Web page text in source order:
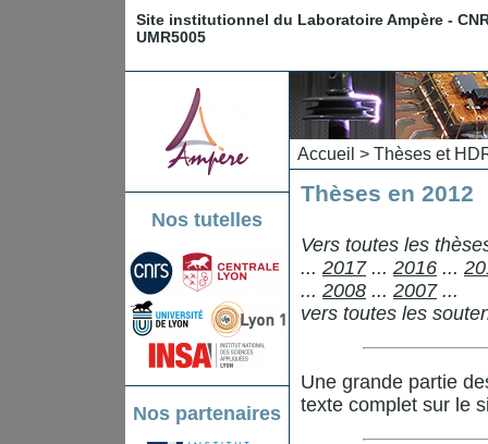
Site institutionnel du Laboratoire Ampère -
UMR5005
Nos tutelles
Nos partenaires
Accueil > Thèses et
Thèses en 2012
Vers toutes les
... 2017... 2016 ...
... 2008 ... 2007...
vers toutes les
Une grande partie
texte complet sur le